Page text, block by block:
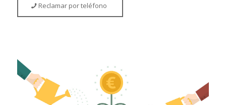
Reclamar por teléfono